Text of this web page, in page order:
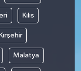
Kilis
Kırşehir
Malatya